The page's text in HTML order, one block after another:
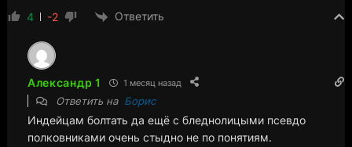
4 -2 Ответить
Александр 1 1 месяц назад
Ответить на Борис
Индейцам болтать да ещё с бледнолицыми псевдо
полковниками очень стыдно не по понятиям.